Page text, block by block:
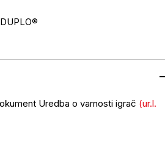
Uredba o varnosti igrač (ur.l.